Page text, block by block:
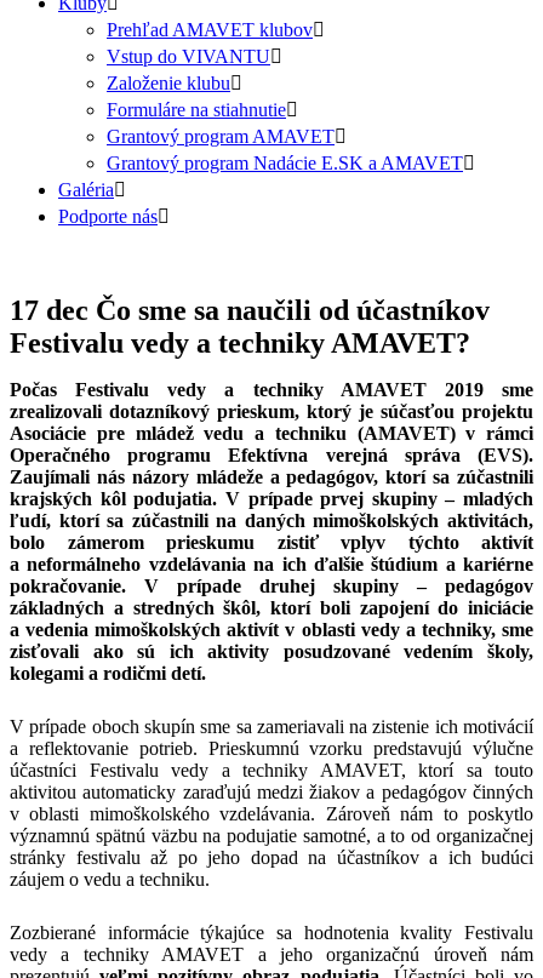
Prehľad AMAVET klubov
Vstup do VIVANTU
Založenie klubu
Formuláre na stiahnutie
Grantový program AMAVET
Grantový program Nadácie E.SK a AMAVET
Galéria
Podporte nás
17 dec Čo sme sa naučili od účastníkov
Festivalu vedy a techniky AMAVET?
Počas Festivalu vedy a techniky AMAVET 2019 sme
zrealizovali dotazníkový prieskum, ktorý je súčasťou projektu
Asociácie pre mládež vedu a techniku (AMAVET) v rámci
Operačného programu Efektívna verejná správa (EVS).
Zaujímali nás názory mládeže a pedagógov, ktorí sa zúčastnili
krajských kôl podujatia. V prípade prvej skupiny – mladých
ľudí, ktorí sa zúčastnili na daných mimoškolských aktivitách,
bolo zámerom prieskumu zistiť vplyv týchto aktivít
a neformálneho vzdelávania na ich ďalšie štúdium a kariérne
pokračovanie. V prípade druhej skupiny – pedagógov
základných a stredných škôl, ktorí boli zapojení do iniciácie
a vedenia mimoškolských aktivít v oblasti vedy a techniky, sme
zisťovali ako sú ich aktivity posudzované vedením školy,
kolegami a rodičmi detí.
V prípade oboch skupín sme sa zameriavali na zistenie ich motivácií
a reflektovanie potrieb. Prieskumnú vzorku predstavujú výlučne
účastníci Festivalu vedy a techniky AMAVET, ktorí sa touto
aktivitou automaticky zaraďujú medzi žiakov a pedagógov činných
v oblasti mimoškolského vzdelávania. Zároveň nám to poskytlo
významnú spätnú väzbu na podujatie samotné, a to od organizačnej
stránky festivalu až po jeho dopad na účastníkov a ich budúci
záujem o vedu a techniku.
Zozbierané informácie týkajúce sa hodnotenia kvality Festivalu
vedy a techniky AMAVET a jeho organizačnú úroveň nám